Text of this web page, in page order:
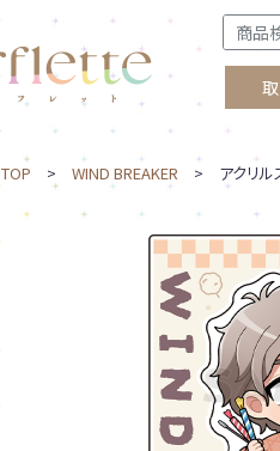
TOP > WIND BREAKER > アクリル